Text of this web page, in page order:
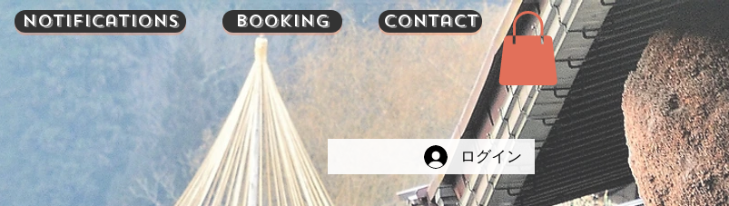
ログイン
Notifications Booking Contact